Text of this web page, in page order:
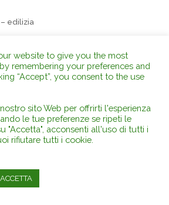
edilizia
website to give you the most
remembering your preferences and
“Accept”, you consent to the use
sito Web per offrirti l'esperienza
le tue preferenze se ripeti le
"Accetta", acconsenti all'uso di tutti i
rifiutare tutti i cookie.
ACCETTA